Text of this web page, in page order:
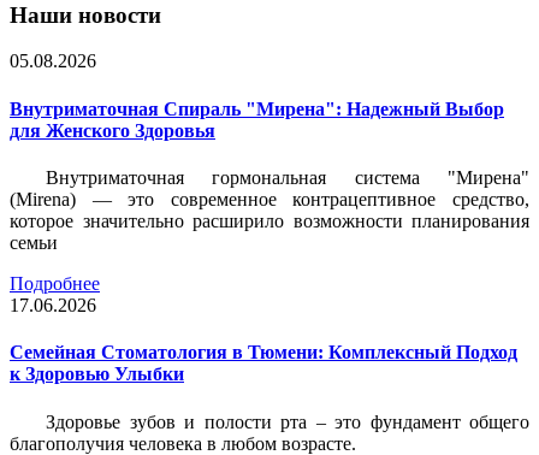
Наши новости
05.08.2026
Внутриматочная Спираль "Мирена": Надежный Выбор
для Женского Здоровья
Внутриматочная гормональная система "Мирена"
(Mirena) — это современное контрацептивное средство,
которое значительно расширило возможности планирования
семьи
Подробнее
17.06.2026
Семейная Стоматология в Тюмени: Комплексный Подход
к Здоровью Улыбки
Здоровье зубов и полости рта – это фундамент общего
благополучия человека в любом возрасте.